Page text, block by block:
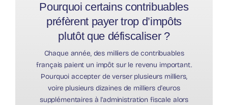
Pourquoi certains contribuables
préfèrent payer trop d’impôts
plutôt que défiscaliser ?
Chaque année, des milliers de contribuables
français paient un impôt sur le revenu important.
Pourquoi accepter de verser plusieurs milliers,
voire plusieurs dizaines de milliers d'euros
supplémentaires à l'administration fiscale alors